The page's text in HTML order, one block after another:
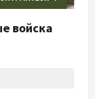
войска